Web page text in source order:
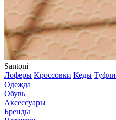
Santoni
Лоферы Кроссовки Кеды Туфли
Одежда
Обувь
Аксессуары
Бренды